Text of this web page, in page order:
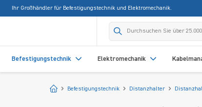
Zur Hauptnavigation springen
Ihr Großhändler für Befestigungstechnik und Elektromechanik.
Befestigungstechnik Elektromechanik
Startseite
Befestigungstechnik Distanzhalter